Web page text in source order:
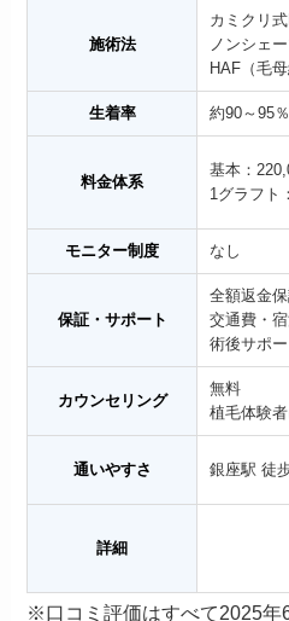
施術法
カミクリ
ノンシェ
HAF（毛
生着率 約90～95％
料金体系
基本：
1グラフト
モニター制度 なし
保証・サポート
全額返金
交通費・
術後サポー
カウンセリング
無料
植毛体験
通いやすさ 銀座駅 徒
詳細
※口コミ評価はすべて2025年